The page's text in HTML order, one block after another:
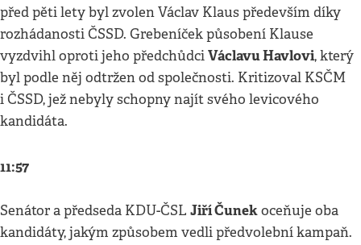
před pěti lety byl zvolen Václav Klaus především díky
rozhádanosti ČSSD. Grebeníček působení Klause
vyzdvihl oproti jeho předchůdciVáclavu Havlovi, který
byl podle něj odtržen od společnosti. Kritizoval KSČM
i ČSSD, jež nebyly schopny najít svého levicového
kandidáta.
11:57
Senátor a předseda KDU-ČSL Jiří Čunekoceňuje oba
kandidáty, jakým způsobem vedli předvolební kampaň.